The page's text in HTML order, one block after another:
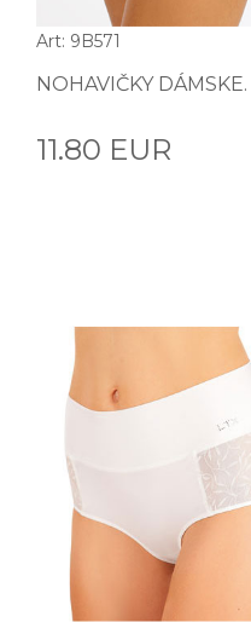
Art: 9B571
NOHAVIČKY DÁMSKE.
11.80 EUR